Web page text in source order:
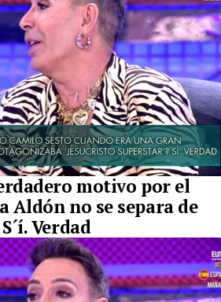
motivo por el
Aldón no se separa de
Verdad